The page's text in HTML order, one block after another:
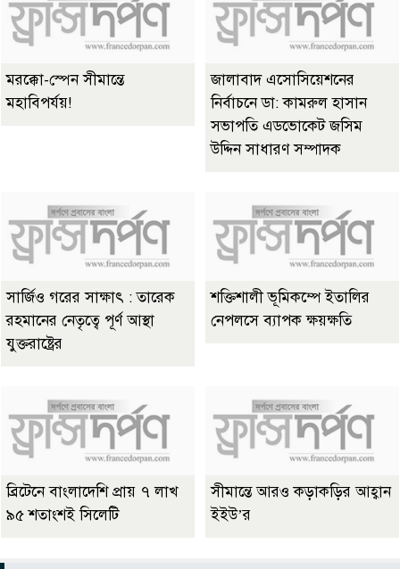
মরক্কো-স্পেন সীমান্তে
মহাবিপর্যয়!
জালাবাদ এসোসিয়েশনের
নির্বাচনে ডা: কামরুল হাসান
সভাপতি এডভোকেট জসিম
উদ্দিন সাধারণ সম্পাদক
সার্জিও গরের সাক্ষাৎ : তারেক
রহমানের নেতৃত্বে পূর্ণ আস্থা
যুক্তরাষ্ট্রের
শক্তিশালী ভূমিকম্পে ইতালির
নেপলসে ব্যাপক ক্ষয়ক্ষতি
ব্রিটেনে বাংলাদেশি প্রায় ৭ লাখ
৯৫ শতাংশই সিলেটি
সীমান্তে আরও কড়াকড়ির আহ্বান
ইইউ’র